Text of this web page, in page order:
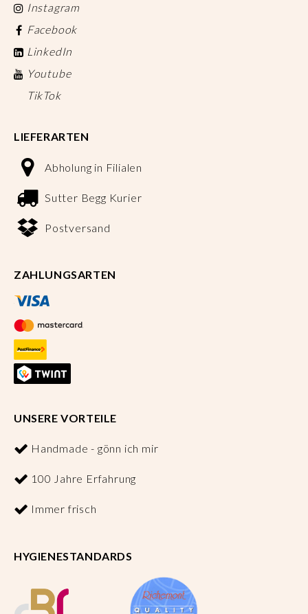
Instagram
Facebook
LinkedIn
Youtube
TikTok
LIEFERARTEN
Abholung in Filialen
Sutter Begg Kurier
Postversand
ZAHLUNGSARTEN
UNSERE VORTEILE
Handmade - gönn ich mir
100 Jahre Erfahrung
Immer frisch
HYGIENESTANDARDS